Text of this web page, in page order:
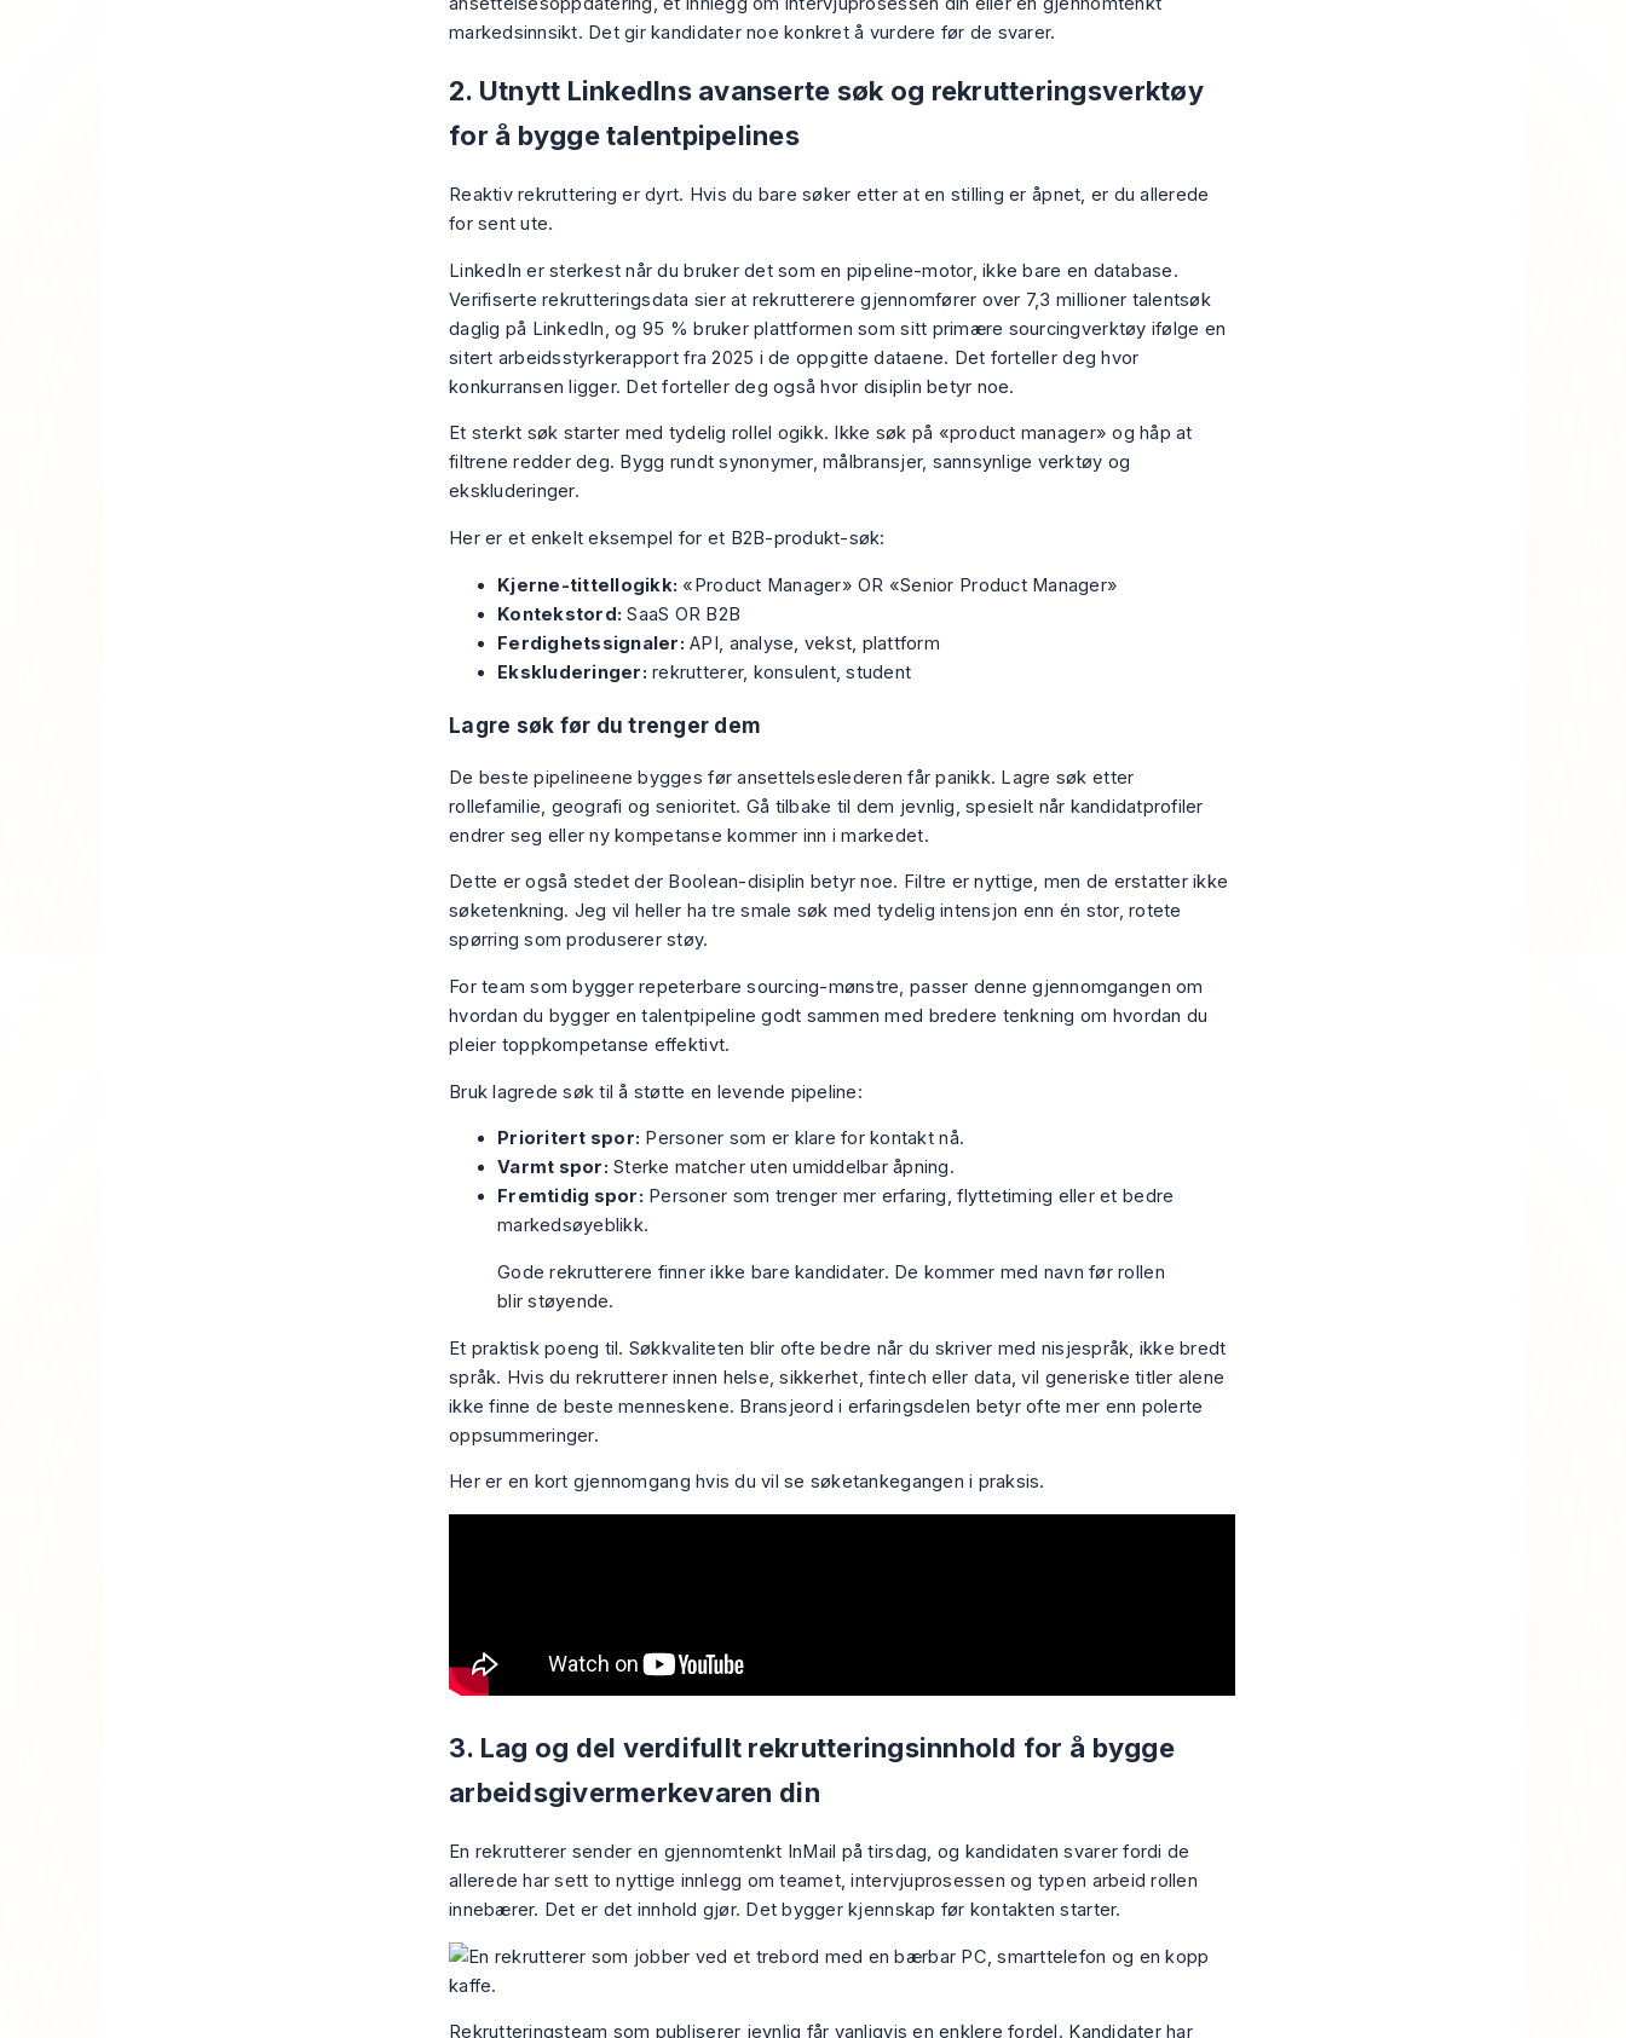
markedsinnsikt. Det gir kandidater noe konkret å vurdere før de svarer.
2. Utnytt LinkedIns avanserte søk og rekrutteringsverktøy
for å bygge talentpipelines
Reaktiv rekruttering er dyrt. Hvis du bare søker etter at en stilling er åpnet, er du allerede
for sent ute.
LinkedIn er sterkest når du bruker det som en pipeline-motor, ikke bare en database.
Verifiserte rekrutteringsdata sier at rekrutterere gjennomfører over 7,3 millioner talentsøk
daglig på LinkedIn, og 95 % bruker plattformen som sitt primære sourcingverktøy ifølge en
sitert arbeidsstyrkerapport fra 2025 i de oppgitte dataene. Det forteller deg hvor
konkurransen ligger. Det forteller deg også hvor disiplin betyr noe.
Et sterkt søk starter med tydelig rollel ogikk. Ikke søk på «product manager» og håp at
filtrene redder deg. Bygg rundt synonymer, målbransjer, sannsynlige verktøy og
ekskluderinger.
Her er et enkelt eksempel for et B2B-produkt-søk:
Kjerne-tittellogikk: «Product Manager» OR «Senior Product Manager»
Kontekstord: SaaS OR B2B
Ferdighetssignaler: API, analyse, vekst, plattform
Ekskluderinger: rekrutterer, konsulent, student
Lagre søk før du trenger dem
De beste pipelineene bygges før ansettelseslederen får panikk. Lagre søk etter
rollefamilie, geografi og senioritet. Gå tilbake til dem jevnlig, spesielt når kandidatprofiler
endrer seg eller ny kompetanse kommer inn i markedet.
Dette er også stedet der Boolean-disiplin betyr noe. Filtre er nyttige, men de erstatter ikke
søketenkning. Jeg vil heller ha tre smale søk med tydelig intensjon enn én stor, rotete
spørring som produserer støy.
For team som bygger repeterbare sourcing-mønstre, passer denne gjennomgangen om
hvordan du bygger en talentpipeline godt sammen med bredere tenkning om hvordan du
pleier toppkompetanse effektivt.
Bruk lagrede søk til å støtte en levende pipeline:
Prioritert spor: Personer som er klare for kontakt nå.
Varmt spor: Sterke matcher uten umiddelbar åpning.
Fremtidig spor: Personer som trenger mer erfaring, flyttetiming eller et bedre
markedsøyeblikk.
Gode rekrutterere finner ikke bare kandidater. De kommer med navn før rollen
blir støyende.
Et praktisk poeng til. Søkkvaliteten blir ofte bedre når du skriver med nisjespråk, ikke bredt
språk. Hvis du rekrutterer innen helse, sikkerhet, fintech eller data, vil generiske titler alene
ikke finne de beste menneskene. Bransjeord i erfaringsdelen betyr ofte mer enn polerte
oppsummeringer.
Her er en kort gjennomgang hvis du vil se søketankegangen i praksis.
3. Lag og del verdifullt rekrutteringsinnhold for å bygge
arbeidsgivermerkevaren din
En rekrutterer sender en gjennomtenkt InMail på tirsdag, og kandidaten svarer fordi de
allerede har sett to nyttige innlegg om teamet, intervjuprosessen og typen arbeid rollen
innebærer. Det er det innhold gjør. Det bygger kjennskap før kontakten starter.
Rekrutteringsteam som publiserer jevnlig får vanligvis en enklere fordel. Kandidater har